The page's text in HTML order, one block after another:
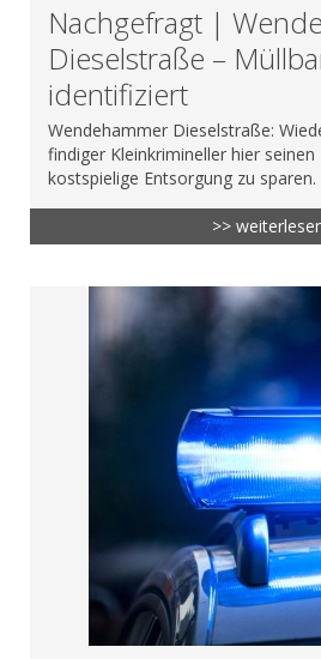
Nachgefragt |
Dieselstraße –
identifiziert
Wendehammer Dieselstraße:
findiger Kleinkrimineller hier
kostspielige Entsorgung zu sparen.
>>